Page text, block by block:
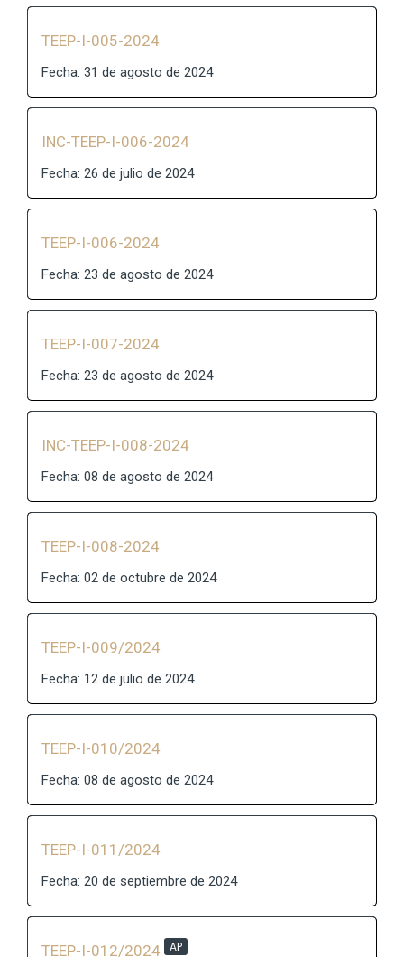
TEEP-I-005-2024
Fecha: 31 de agosto de 2024
INC-TEEP-I-006-2024
Fecha: 26 de julio de 2024
TEEP-I-006-2024
Fecha: 23 de agosto de 2024
TEEP-I-007-2024
Fecha: 23 de agosto de 2024
INC-TEEP-I-008-2024
Fecha: 08 de agosto de 2024
TEEP-I-008-2024
Fecha: 02 de octubre de 2024
TEEP-I-009/2024
Fecha: 12 de julio de 2024
TEEP-I-010/2024
Fecha: 08 de agosto de 2024
TEEP-I-011/2024
Fecha: 20 de septiembre de 2024
TEEP-I-012/2024 AP